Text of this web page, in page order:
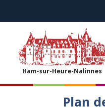
Ham-sur-Heure-Nalinnes
Plan